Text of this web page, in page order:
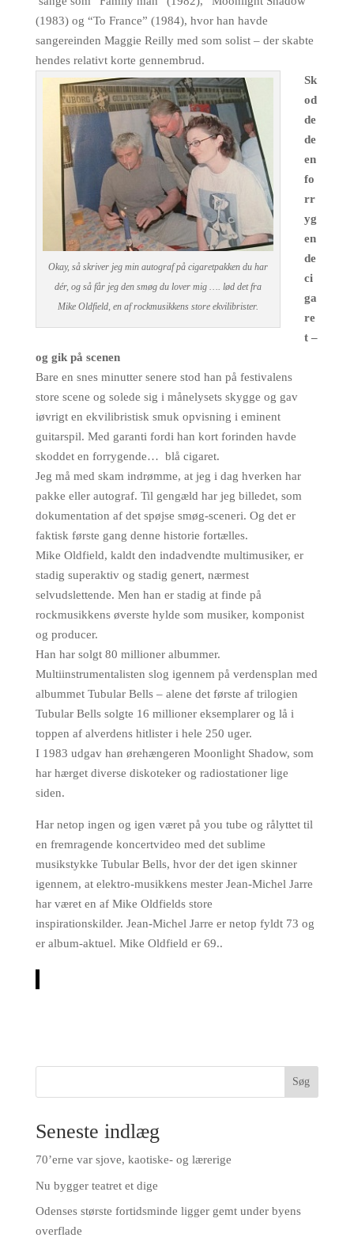
(1983) og “To France” (1984), hvor han havde
sangereinden Maggie Reilly med som solist – der skabte
hendes relativt korte gennembrud.
Okay, så skriver jeg min autograf på cigaretpakken du har
dér, og så får jeg den smøg du lover mig …. lød det fra
Mike Oldfield, en af rockmusikkens store ekvilibrister.
Sk
od
de
de
en
fo
rr
yg
en
de
ci
ga
re
t –
og gik på scenen
Bare en snes minutter senere stod han på festivalens
store scene og solede sig i månelysets skygge og gav
iøvrigt en ekvilibristisk smuk opvisning i eminent
guitarspil. Med garanti fordi han kort forinden havde
skoddet en forrygende… blå cigaret.
Jeg må med skam indrømme, at jeg i dag hverken har
pakke eller autograf. Til gengæld har jeg billedet, som
dokumentation af det spøjse smøg-sceneri. Og det er
faktisk første gang denne historie fortælles.
Mike Oldfield, kaldt den indadvendte multimusiker, er
stadig superaktiv og stadig genert, nærmest
selvudslettende. Men han er stadig at finde på
rockmusikkens øverste hylde som musiker, komponist
og producer.
Han har solgt 80 millioner albummer.
Multiinstrumentalisten slog igennem på verdensplan med
albummet Tubular Bells – alene det første af trilogien
Tubular Bells solgte 16 millioner eksemplarer og lå i
toppen af alverdens hitlister i hele 250 uger.
I 1983 udgav han ørehængeren Moonlight Shadow, som
har hærget diverse diskoteker og radiostationer lige
siden.
Har netop ingen og igen været på you tube og rålyttet til
en fremragende koncertvideo med det sublime
musikstykke Tubular Bells, hvor der det igen skinner
igennem, at elektro-musikkens mester Jean-Michel Jarre
har været en af Mike Oldfields store
inspirationskilder. Jean-Michel Jarre er netop fyldt 73 og
er album-aktuel. Mike Oldfield er 69..
Søg
Seneste indlæg
70’erne var sjove, kaotiske- og lærerige
Nu bygger teatret et dige
Odenses største fortidsminde ligger gemt under byens
overflade